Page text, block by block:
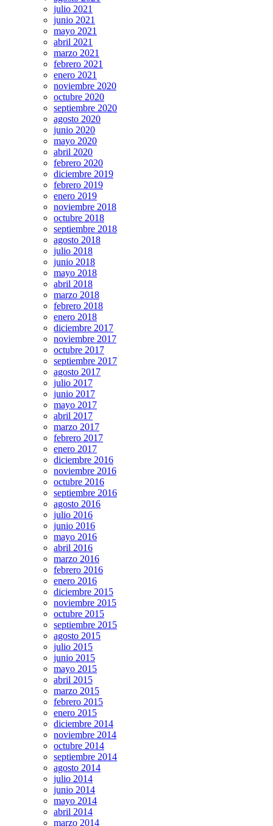
julio 2021
junio 2021
mayo 2021
abril 2021
marzo 2021
febrero 2021
enero 2021
noviembre 2020
octubre 2020
septiembre 2020
agosto 2020
junio 2020
mayo 2020
abril 2020
febrero 2020
diciembre 2019
febrero 2019
enero 2019
noviembre 2018
octubre 2018
septiembre 2018
agosto 2018
julio 2018
junio 2018
mayo 2018
abril 2018
marzo 2018
febrero 2018
enero 2018
diciembre 2017
noviembre 2017
octubre 2017
septiembre 2017
agosto 2017
julio 2017
junio 2017
mayo 2017
abril 2017
marzo 2017
febrero 2017
enero 2017
diciembre 2016
noviembre 2016
octubre 2016
septiembre 2016
agosto 2016
julio 2016
junio 2016
mayo 2016
abril 2016
marzo 2016
febrero 2016
enero 2016
diciembre 2015
noviembre 2015
octubre 2015
septiembre 2015
agosto 2015
julio 2015
junio 2015
mayo 2015
abril 2015
marzo 2015
febrero 2015
enero 2015
diciembre 2014
noviembre 2014
octubre 2014
septiembre 2014
agosto 2014
julio 2014
junio 2014
mayo 2014
abril 2014
marzo 2014